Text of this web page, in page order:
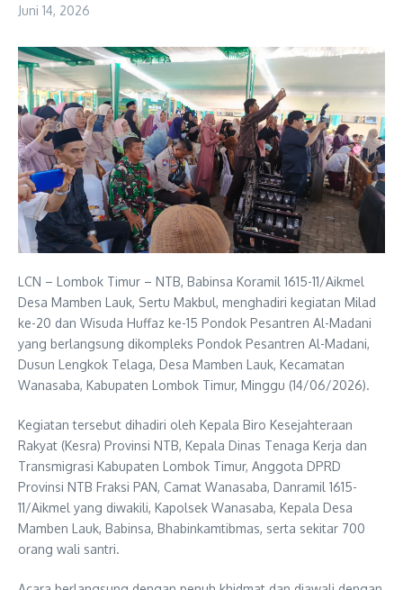
Juni 14, 2026
LCN – Lombok Timur – NTB, Babinsa Koramil 1615-11/Aikmel
Desa Mamben Lauk, Sertu Makbul, menghadiri kegiatan Milad
ke-20 dan Wisuda Huffaz ke-15 Pondok Pesantren Al-Madani
yang berlangsung dikompleks Pondok Pesantren Al-Madani,
Dusun Lengkok Telaga, Desa Mamben Lauk, Kecamatan
Wanasaba, Kabupaten Lombok Timur, Minggu (14/06/2026).
Kegiatan tersebut dihadiri oleh Kepala Biro Kesejahteraan
Rakyat (Kesra) Provinsi NTB, Kepala Dinas Tenaga Kerja dan
Transmigrasi Kabupaten Lombok Timur, Anggota DPRD
Provinsi NTB Fraksi PAN, Camat Wanasaba, Danramil 1615-
11/Aikmel yang diwakili, Kapolsek Wanasaba, Kepala Desa
Mamben Lauk, Babinsa, Bhabinkamtibmas, serta sekitar 700
orang wali santri.